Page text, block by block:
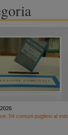
54 comuni pugliesi al